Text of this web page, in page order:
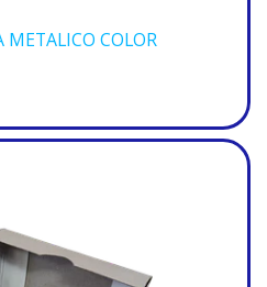
METALICO COLOR